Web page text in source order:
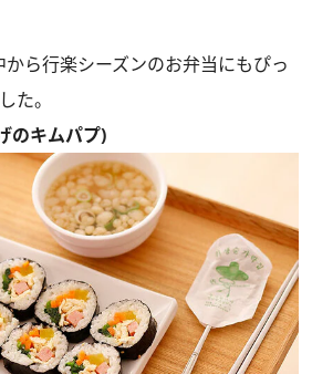
ら行楽シーズンのお弁当にもぴっ
た。
のキムパプ)